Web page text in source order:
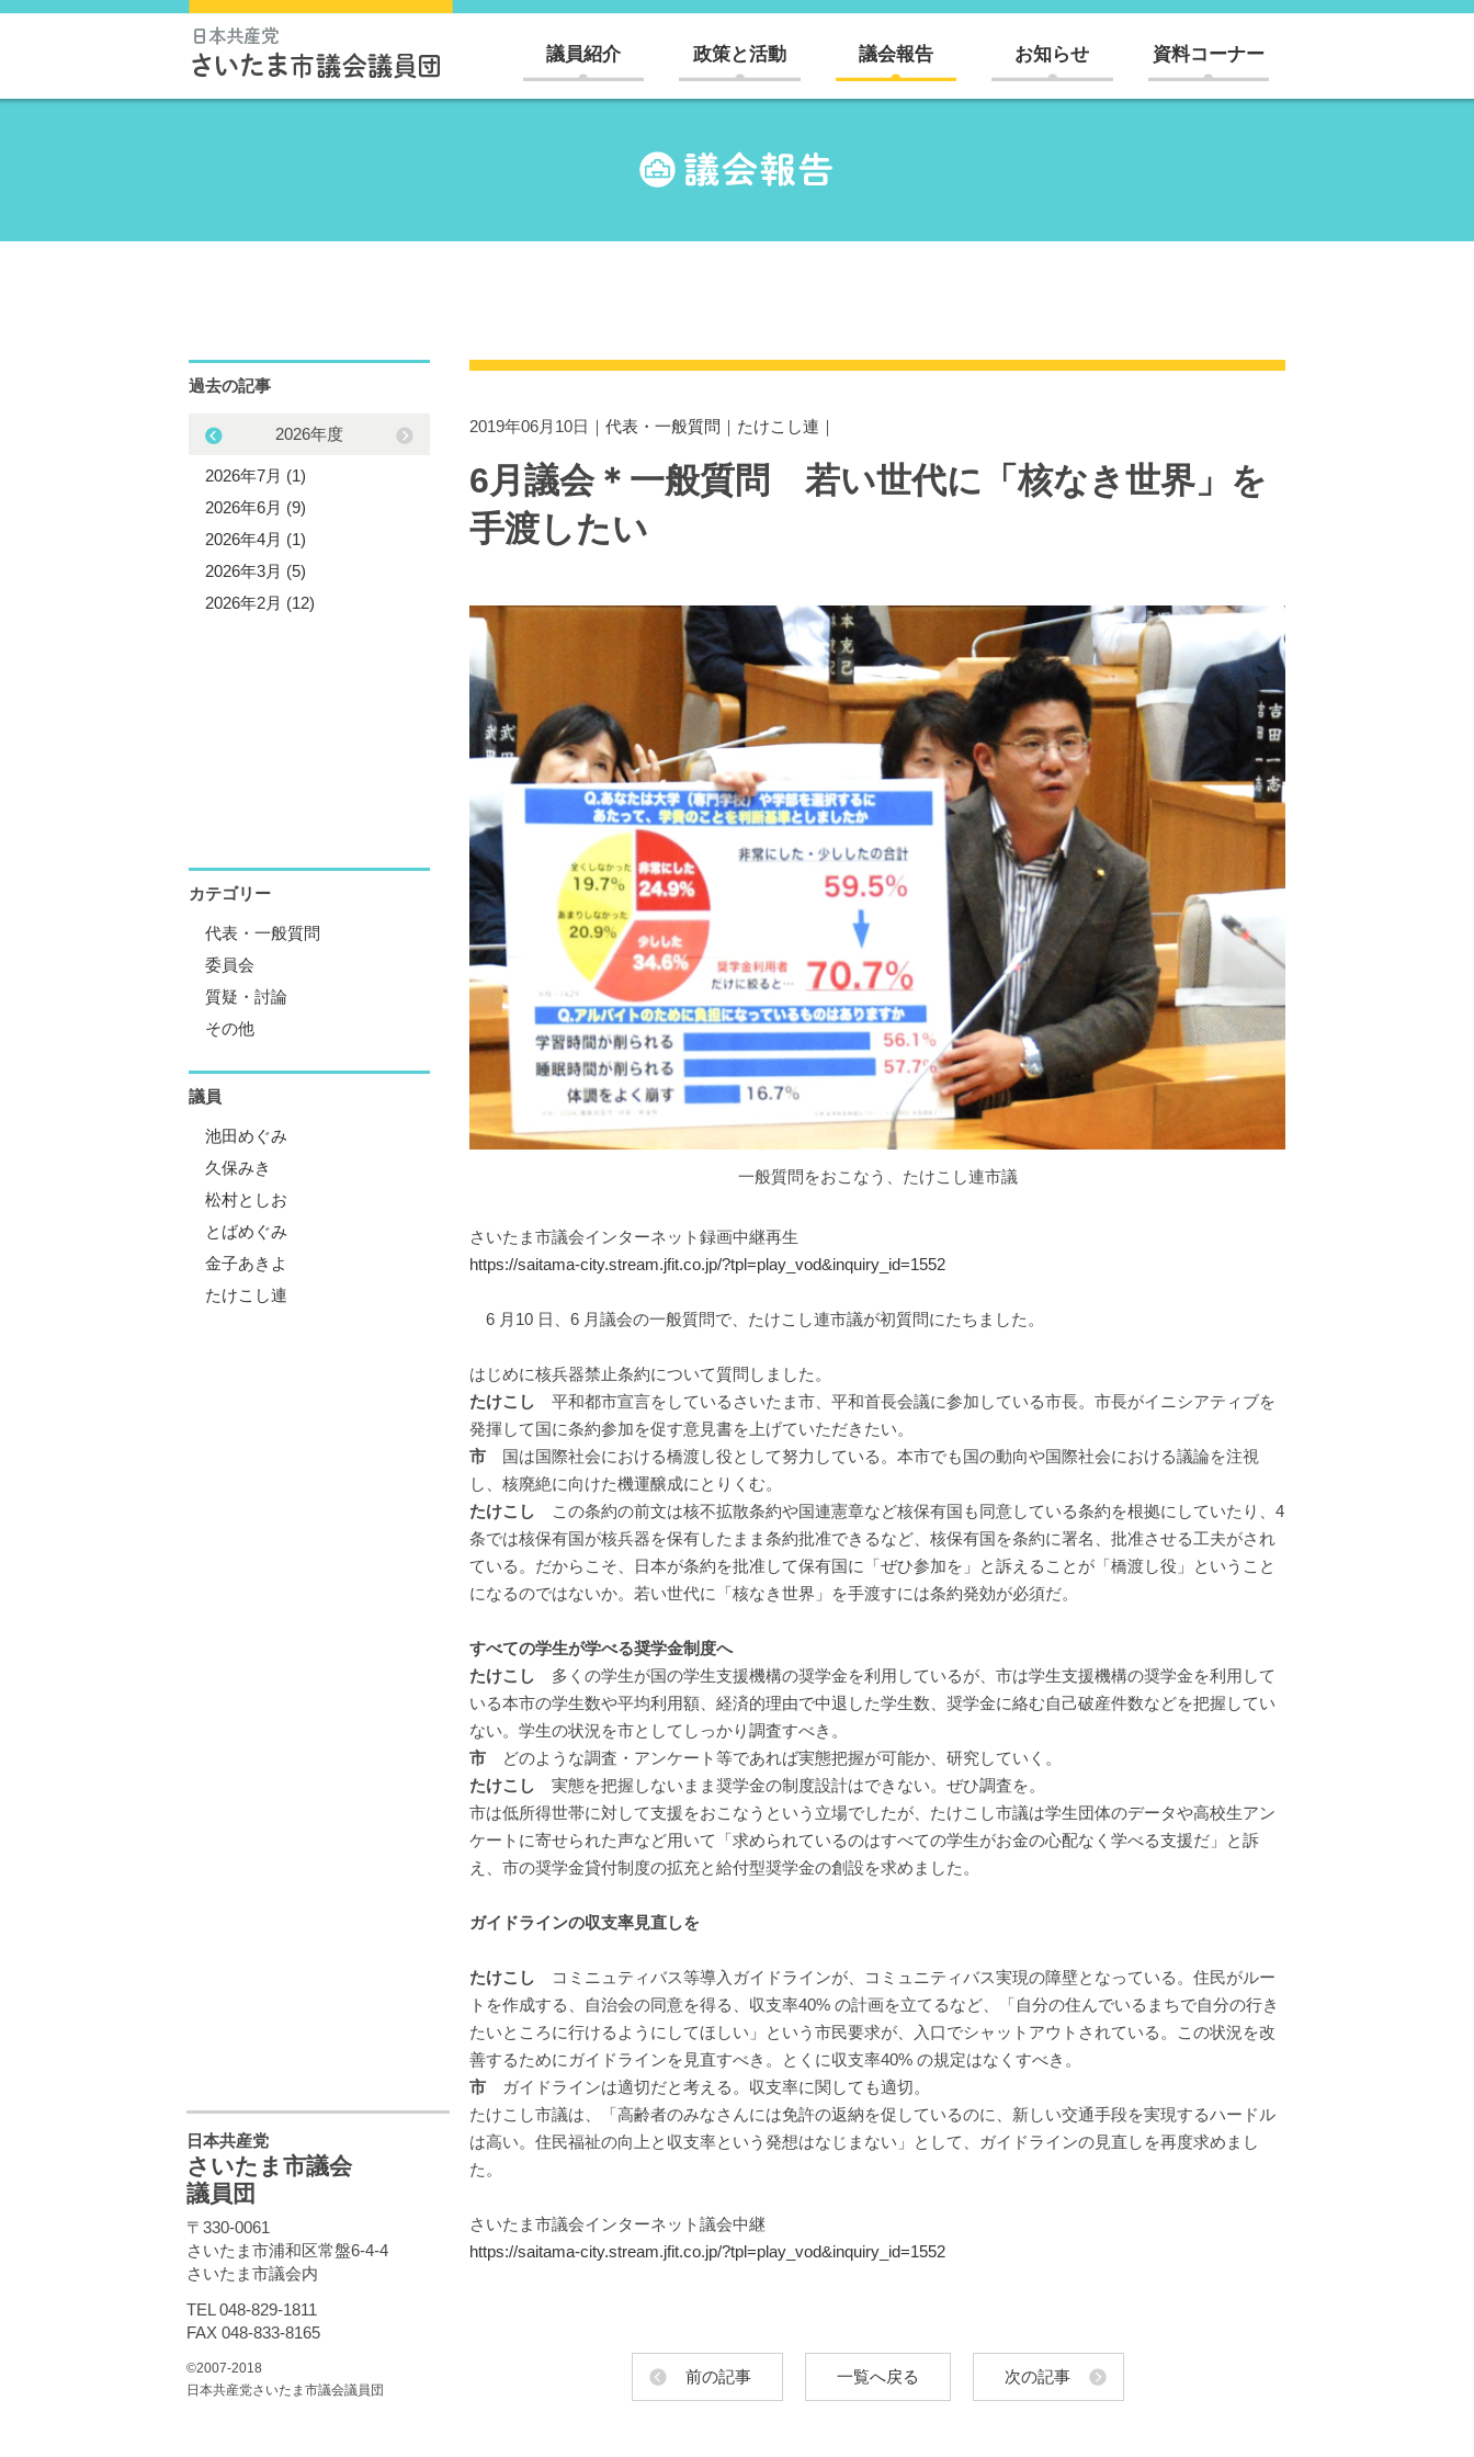
議員紹介 政策と活動 議会報告 お知らせ 資料コーナー
2019年06月10日｜ 代表・一般質問 ｜ たけこし連 ｜
6月議会＊一般質問 若い世代に「核なき世界」を
手渡したい
一般質問をおこなう、たけこし連市議
さいたま市議会インターネット録画中継再生
https://saitama-city.stream.jfit.co.jp/?tpl=play_vod&inquiry_id=1552
6 月10 日、6 月議会の一般質問で、たけこし連市議が初質問にたちました。
はじめに核兵器禁止条約について質問しました。
たけこし 平和都市宣言をしているさいたま市、平和首長会議に参加している市長。市長がイニシアティブを
発揮して国に条約参加を促す意見書を上げていただきたい。
市 国は国際社会における橋渡し役として努力している。本市でも国の動向や国際社会における議論を注視
し、核廃絶に向けた機運醸成にとりくむ。
たけこし この条約の前文は核不拡散条約や国連憲章など核保有国も同意している条約を根拠にしていたり、4
条では核保有国が核兵器を保有したまま条約批准できるなど、核保有国を条約に署名、批准させる工夫がされ
ている。だからこそ、日本が条約を批准して保有国に「ぜひ参加を」と訴えることが「橋渡し役」ということ
になるのではないか。若い世代に「核なき世界」を手渡すには条約発効が必須だ。
すべての学生が学べる奨学金制度へ
たけこし 多くの学生が国の学生支援機構の奨学金を利用しているが、市は学生支援機構の奨学金を利用して
いる本市の学生数や平均利用額、経済的理由で中退した学生数、奨学金に絡む自己破産件数などを把握してい
ない。学生の状況を市としてしっかり調査すべき。
市 どのような調査・アンケート等であれば実態把握が可能か、研究していく。
たけこし 実態を把握しないまま奨学金の制度設計はできない。ぜひ調査を。
市は低所得世帯に対して支援をおこなうという立場でしたが、たけこし市議は学生団体のデータや高校生アン
ケートに寄せられた声など用いて「求められているのはすべての学生がお金の心配なく学べる支援だ」と訴
え、市の奨学金貸付制度の拡充と給付型奨学金の創設を求めました。
ガイドラインの収支率見直しを
たけこし コミニュティバス等導入ガイドラインが、コミュニティバス実現の障壁となっている。住民がルー
トを作成する、自治会の同意を得る、収支率40% の計画を立てるなど、「自分の住んでいるまちで自分の行き
たいところに行けるようにしてほしい」という市民要求が、入口でシャットアウトされている。この状況を改
善するためにガイドラインを見直すべき。とくに収支率40% の規定はなくすべき。
市 ガイドラインは適切だと考える。収支率に関しても適切。
たけこし市議は、「高齢者のみなさんには免許の返納を促しているのに、新しい交通手段を実現するハードル
は高い。住民福祉の向上と収支率という発想はなじまない」として、ガイドラインの見直しを再度求めまし
た。
さいたま市議会インターネット議会中継
https://saitama-city.stream.jfit.co.jp/?tpl=play_vod&inquiry_id=1552
前の記事 一覧へ戻る 次の記事
過去の記事
2026年度
2026年7月 (1)
2026年6月 (9)
2026年4月 (1)
2026年3月 (5)
2026年2月 (12)
カテゴリー
代表・一般質問
委員会
質疑・討論
その他
議員
池田めぐみ
久保みき
松村としお
とばめぐみ
金子あきよ
たけこし連
日本共産党
さいたま市議会
議員団
〒330-0061
さいたま市浦和区常盤6-4-4
さいたま市議会内
TEL 048-829-1811
FAX 048-833-8165
©2007-2018
日本共産党さいたま市議会議員団